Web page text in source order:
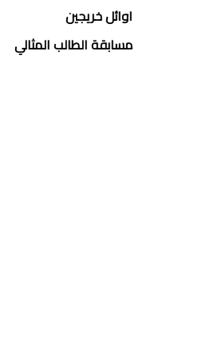
اوائل خريجين
مسابقة الطالب المثالي